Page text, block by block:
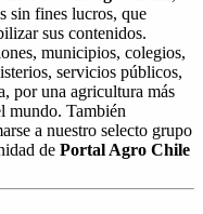
sin fines lucros, que
sus contenidos.
municipios, colegios,
servicios públicos,
por una agricultura más
mundo. También
a nuestro selecto grupo
de Portal Agro Chile